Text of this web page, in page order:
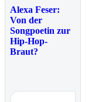
Alexa Feser:
Von der
Songpoetin zur
Hip-Hop-
Braut?